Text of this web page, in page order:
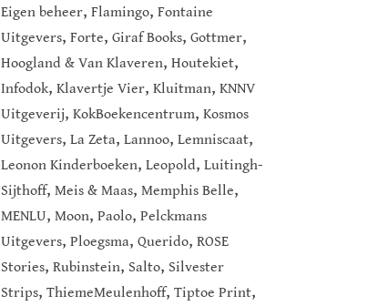
Eigen beheer, Flamingo, Fontaine
Uitgevers, Forte, Giraf Books, Gottmer,
Hoogland & Van Klaveren, Houtekiet,
Infodok, Klavertje Vier, Kluitman, KNNV
Uitgeverij, KokBoekencentrum, Kosmos
Uitgevers, La Zeta, Lannoo, Lemniscaat,
Leonon Kinderboeken, Leopold, Luitingh-
Sijthoff, Meis & Maas, Memphis Belle,
MENLU, Moon, Paolo, Pelckmans
Uitgevers, Ploegsma, Querido, ROSE
Stories, Rubinstein, Salto, Silvester
Strips, ThiemeMeulenhoff, Tiptoe Print,